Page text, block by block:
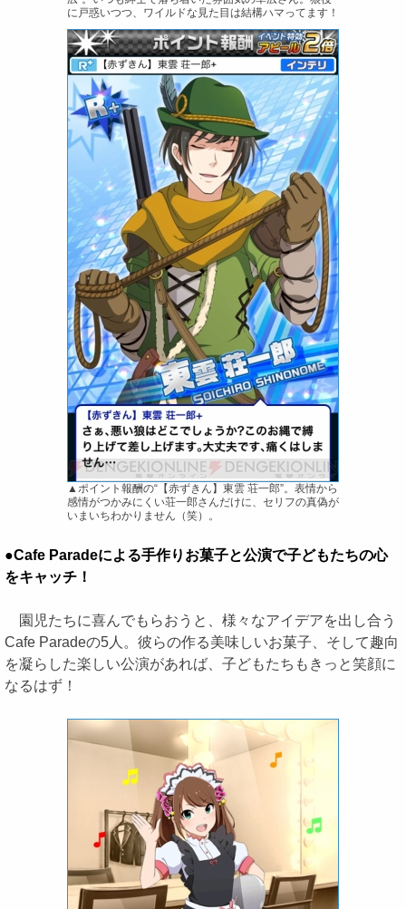
に戸惑いつつ、ワイルドな見た目は結構ハマってます！
▲ポイント報酬の“【赤ずきん】東雲 荘一郎”。表情から
感情がつかみにくい荘一郎さんだけに、セリフの真偽が
いまいちわかりません（笑）。
●Cafe Paradeによる手作りお菓子と公演で子どもたちの心
をキャッチ！
園児たちに喜んでもらおうと、様々なアイデアを出し合う
Cafe Paradeの5人。彼らの作る美味しいお菓子、そして趣向
を凝らした楽しい公演があれば、子どもたちもきっと笑顔に
なるはず！